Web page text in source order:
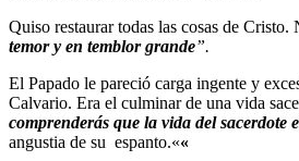
Quiso restaurar todas las cosas de
temor y en temblor grande”.
El Papado le pareció carga ingente y
Calvario. Era el culminar de una vida
comprenderás que la vida del sacerdote
angustia de su espanto.««